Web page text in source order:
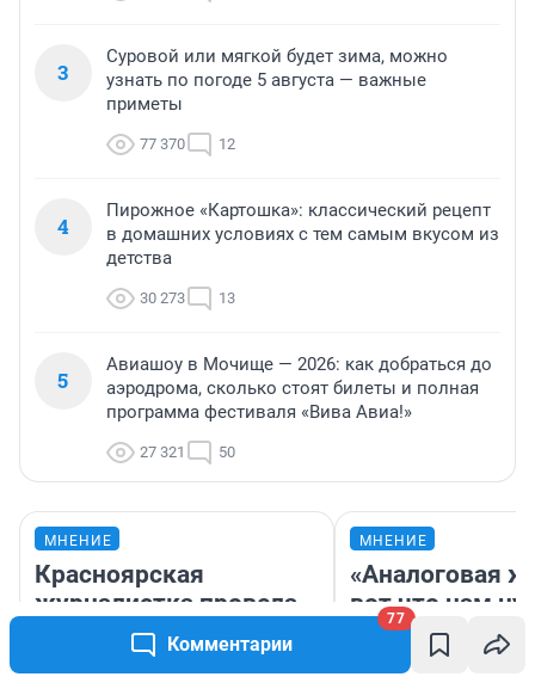
Комментарии
77
3
Суровой или мягкой будет зима, можно
узнать по погоде 5 августа — важные
приметы
77 370 12
4
Пирожное «Картошка»: классический рецепт
в домашних условиях с тем самым вкусом из
детства
30 273 13
5
Авиашоу в Мочище — 2026: как добраться до
аэродрома, сколько стоят билеты и полная
программа фестиваля «Вива Авиа!»
27 321 50
МНЕНИЕ
Красноярская
журналистка провела
отпуск в Новосибирске
и объяснила, почему в
МНЕНИЕ
«Аналоговая
вот что нам
Почему новые
блокбастеры